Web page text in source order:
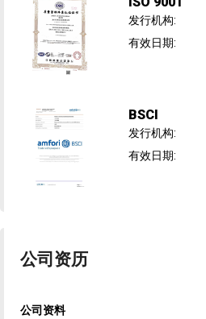
发行机构:
有效日期:
BSCI
发行机构:
有效日期:
公司资历
公司资料